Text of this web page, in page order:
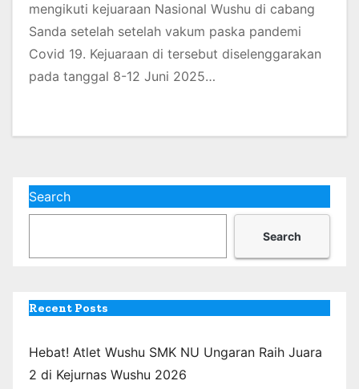
mengikuti kejuaraan Nasional Wushu di cabang
Sanda setelah setelah vakum paska pandemi
Covid 19. Kejuaraan di tersebut diselenggarakan
pada tanggal 8-12 Juni 2025…
Search
Search
Recent Posts
Hebat! Atlet Wushu SMK NU Ungaran Raih Juara
2 di Kejurnas Wushu 2026